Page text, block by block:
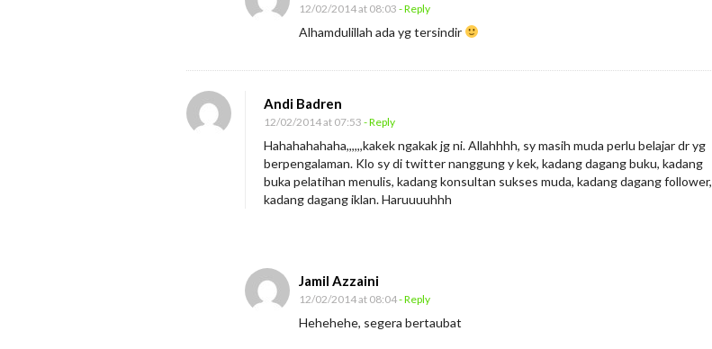
12/02/2014 at 08:03 - Reply
Alhamdulillah ada yg tersindir
Andi Badren
12/02/2014 at 07:53 - Reply
Hahahahahaha,,,,,,kakek ngakak jg ni. Allahhhh, sy masih muda perlu belajar dr yg
berpengalaman. Klo sy di twitter nanggung y kek, kadang dagang buku, kadang
buka pelatihan menulis, kadang konsultan sukses muda, kadang dagang follower,
kadang dagang iklan. Haruuuuhhh
Jamil Azzaini
12/02/2014 at 08:04- Reply
Hehehehe, segera bertaubat